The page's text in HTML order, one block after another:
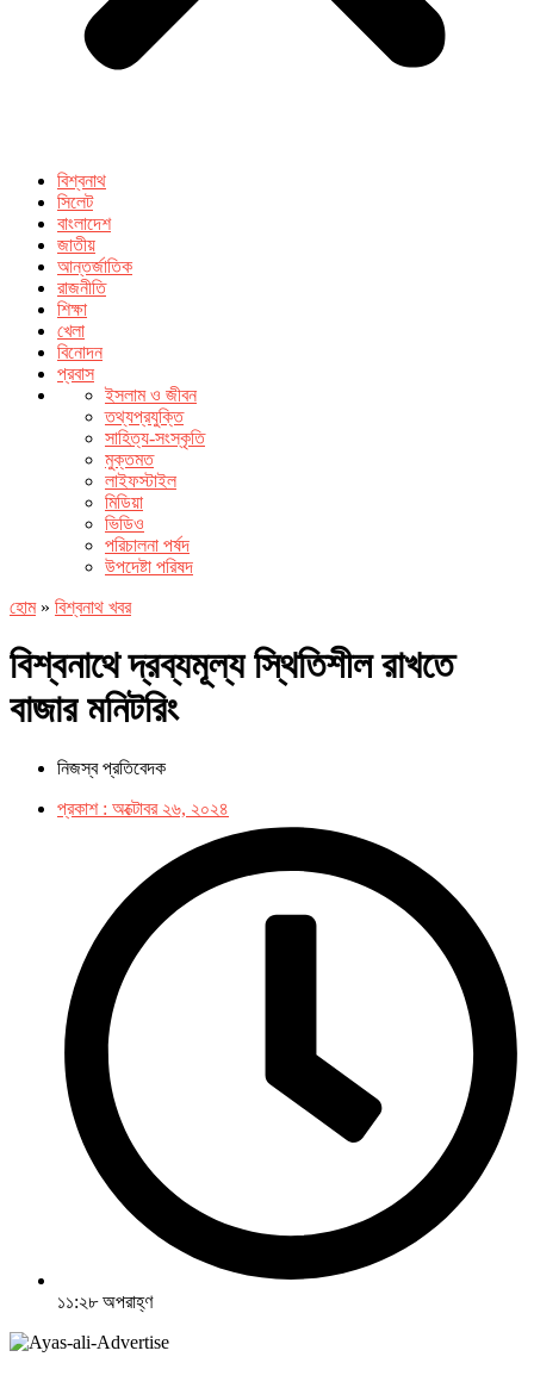
বিশ্বনাথ
সিলেট
বাংলাদেশ
জাতীয়
আন্তর্জাতিক
রাজনীতি
শিক্ষা
খেলা
বিনোদন
প্রবাস
ইসলাম ও জীবন
তথ্যপ্রযুক্তি
সাহিত্য-সংস্কৃতি
মুক্তমত
লাইফস্টাইল
মিডিয়া
ভিডিও
পরিচালনা পর্ষদ
উপদেষ্টা পরিষদ
হোম» বিশ্বনাথ খবর
বিশ্বনাথে দ্রব্যমূল্য স্থিতিশীল রাখতে
বাজার মনিটরিং
নিজস্ব প্রতিবেদক
প্রকাশ : অক্টোবর ২৬, ২০২৪
১১:২৮ অপরাহ্ণ